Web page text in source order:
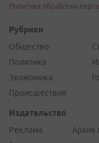
Политика обработки
Рубрики
Общество
Политика
Экономика
Происшествия
Издательство
Реклама
Архив